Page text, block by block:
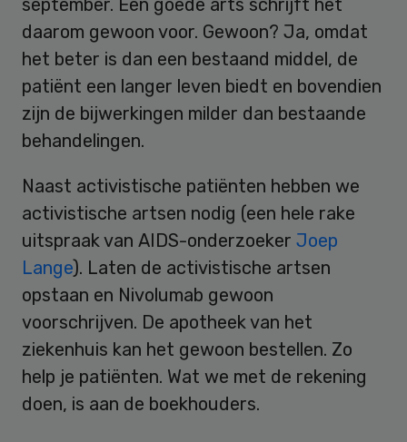
september. Een goede arts schrijft het
daarom gewoon voor. Gewoon? Ja, omdat
het beter is dan een bestaand middel, de
patiënt een langer leven biedt en bovendien
zijn de bijwerkingen milder dan bestaande
behandelingen.
Naast activistische patiënten hebben we
activistische artsen nodig (een hele rake
uitspraak van AIDS-onderzoeker Joep
Lange). Laten de activistische artsen
opstaan en Nivolumab gewoon
voorschrijven. De apotheek van het
ziekenhuis kan het gewoon bestellen. Zo
help je patiënten. Wat we met de rekening
doen, is aan de boekhouders.